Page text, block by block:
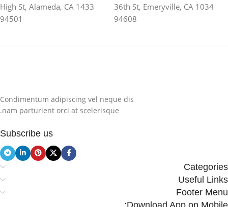
1034 36th St, Emeryville, CA
94608
1433 High St, Alameda, CA
94501
Condimentum adipiscing vel neque dis
nam parturient orci at scelerisque.
Subscribe us
Categories
Useful Links
Footer Menu
Download App on Mobile: